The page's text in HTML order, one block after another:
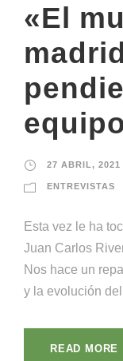
«El
27 ABRIL, 2021
ENTREVISTAS
Esta vez le ha
Juan Carlos
Nos hace un
y la evolución
READ MORE